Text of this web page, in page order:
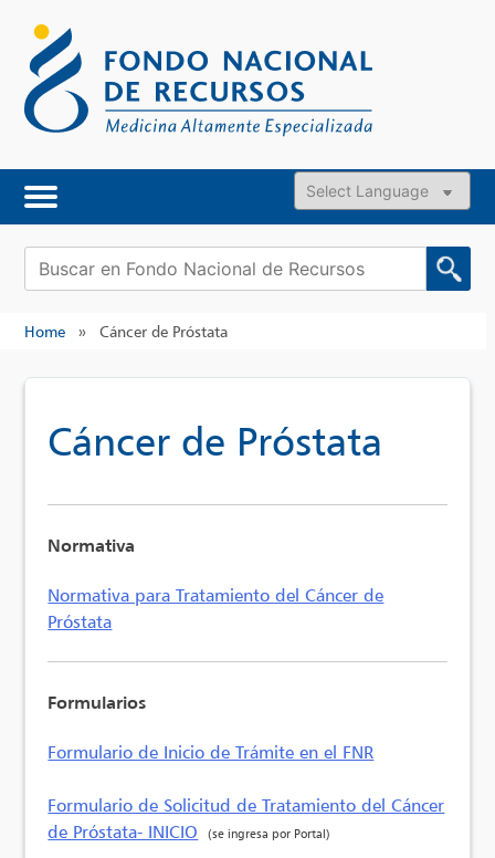
content
Powered by
Buscar:
Home » Cáncer de Próstata
Cáncer de Próstata
Normativa
Normativa para Tratamiento del Cáncer de
Próstata
Formularios
Formulario de Inicio de Trámite en el FNR
Formulario de Solicitud de Tratamiento del Cáncer
de Próstata- INICIO
(se ingresa por Portal)